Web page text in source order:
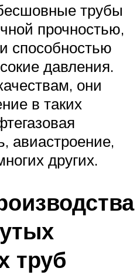
трубы
прочностью,
способностью
давления.
они
в таких
авиастроение,
других.
труб